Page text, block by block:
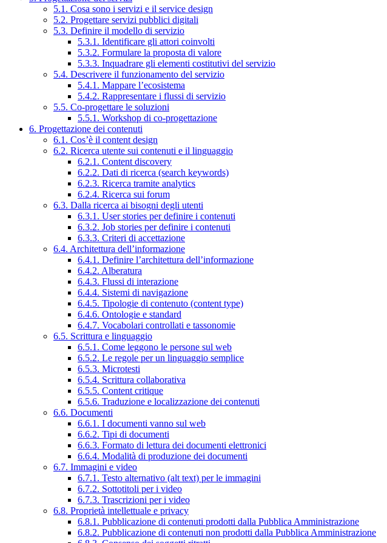
5.1. Cosa sono i servizi e il service design
5.2. Progettare servizi pubblici digitali
5.3. Definire il modello di servizio
5.3.1. Identificare gli attori coinvolti
5.3.2. Formulare la proposta di valore
5.3.3. Inquadrare gli elementi costitutivi del servizio
5.4. Descrivere il funzionamento del servizio
5.4.1. Mappare l’ecosistema
5.4.2. Rappresentare i flussi di servizio
5.5. Co-progettare le soluzioni
5.5.1. Workshop di co-progettazione
6. Progettazione dei contenuti
6.1. Cos’è il content design
6.2. Ricerca utente sui contenuti e il linguaggio
6.2.1. Content discovery
6.2.2. Dati di ricerca (search keywords)
6.2.3. Ricerca tramite analytics
6.2.4. Ricerca sui forum
6.3. Dalla ricerca ai bisogni degli utenti
6.3.1. User stories per definire i contenuti
6.3.2. Job stories per definire i contenuti
6.3.3. Criteri di accettazione
6.4. Architettura dell’informazione
6.4.1. Definire l’architettura dell’informazione
6.4.2. Alberatura
6.4.3. Flussi di interazione
6.4.4. Sistemi di navigazione
6.4.5. Tipologie di contenuto (content type)
6.4.6. Ontologie e standard
6.4.7. Vocabolari controllati e tassonomie
6.5. Scrittura e linguaggio
6.5.1. Come leggono le persone sul web
6.5.2. Le regole per un linguaggio semplice
6.5.3. Microtesti
6.5.4. Scrittura collaborativa
6.5.5. Content critique
6.5.6. Traduzione e localizzazione dei contenuti
6.6. Documenti
6.6.1. I documenti vanno sul web
6.6.2. Tipi di documenti
6.6.3. Formato di lettura dei documenti elettronici
6.6.4. Modalità di produzione dei documenti
6.7. Immagini e video
6.7.1. Testo alternativo (alt text) per le immagini
6.7.2. Sottotitoli per i video
6.7.3. Trascrizioni per i video
6.8. Proprietà intellettuale e privacy
6.8.1. Pubblicazione di contenuti prodotti dalla Pubblica Amministrazione
6.8.2. Pubblicazione di contenuti non prodotti dalla Pubblica Amministrazione